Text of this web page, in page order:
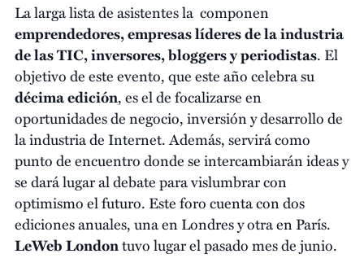
La larga lista de asistentes la componen
emprendedores, empresas líderes de la industria
de las TIC, inversores, bloggers y periodistas. El
objetivo de este evento, que este año celebra su
décima edición, es el de focalizarse en
oportunidades de negocio, inversión y desarrollo de
la industria de Internet. Además, servirá como
punto de encuentro donde se intercambiarán ideas y
se dará lugar al debate para vislumbrar con
optimismo el futuro. Este foro cuenta con dos
ediciones anuales, una en Londres y otra en París.
LeWeb Londontuvo lugar el pasado mes de junio.